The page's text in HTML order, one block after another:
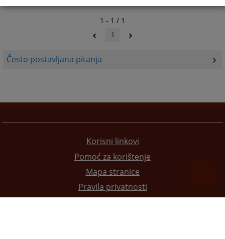
Često postavljana pitanja
1 - 1 / 1
1
Korisni linkovi
Pomoć za korištenje
Mapa stranice
Pravila privatnosti